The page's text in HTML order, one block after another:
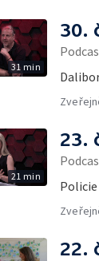
31 min
30.
21 min
23.
22.